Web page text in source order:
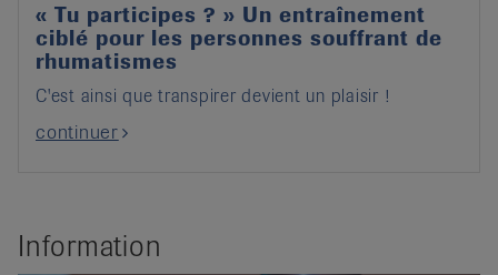
« Tu participes ? » Un entraînement
ciblé pour les personnes souffrant de
rhumatismes
C'est ainsi que transpirer devient un plaisir !
continuer
Information